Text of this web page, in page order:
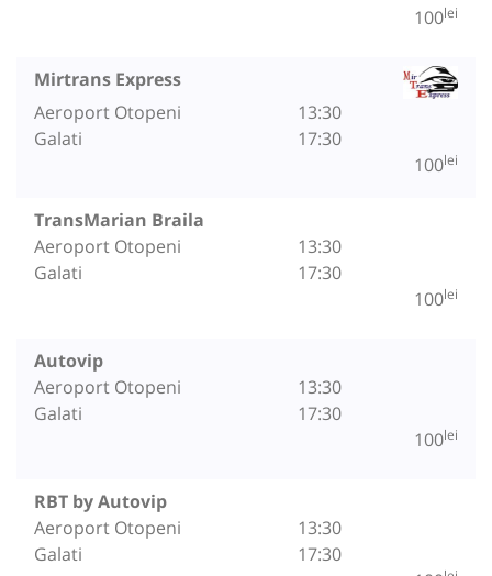
100lei
Mirtrans Express
Aeroport Otopeni
Galati
13:30
17:30
100lei
TransMarian Braila
Aeroport Otopeni
Galati
13:30
17:30
100lei
Autovip
Aeroport Otopeni
Galati
13:30
17:30
100lei
RBT by Autovip
Aeroport Otopeni
Galati
13:30
17:30